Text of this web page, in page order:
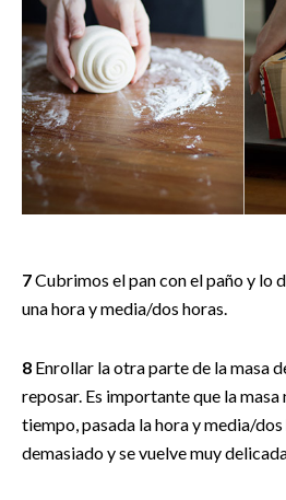
7Cubrimos el pan con el paño y lo
una hora y media/dos horas.
8 Enrollar la otra parte de la masa
reposar. Es importante que la
tiempo, pasada la hora y media/
demasiado y se vuelve muy